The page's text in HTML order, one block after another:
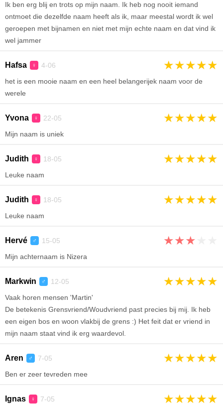
Ik ben erg blij en trots op mijn naam. Ik heb nog nooit iemand
ontmoet die dezelfde naam heeft als ik, maar meestal wordt ik wel
geroepen met bijnamen en niet met mijn echte naam en dat vind ik
wel jammer
Hafsa ♀ 4-06 ★★★★★
het is een mooie naam en een heel belangerijek naam voor de
werele
Yvona ♀ 22-05 ★★★★★
Mijn naam is uniek
Judith ♀ 18-05 ★★★★★
Leuke naam
Judith ♀ 18-05 ★★★★★
Leuke naam
Hervé ♂ 15-05 ★★★
Mijn achternaam is Nizera
Markwin ♂ 12-05 ★★★★★
Vaak horen mensen 'Martin'
De betekenis Grensvriend/Woudvriend past precies bij mij. Ik heb
een eigen bos en woon vlakbij de grens :) Het feit dat er vriend in
mijn naam staat vind ik erg waardevol.
Aren ♂ 7-05 ★★★★★
Ben er zeer tevreden mee
Ignas ♀ 7-05 ★★★★★